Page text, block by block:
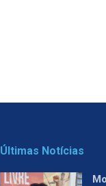
Últimas Notícias